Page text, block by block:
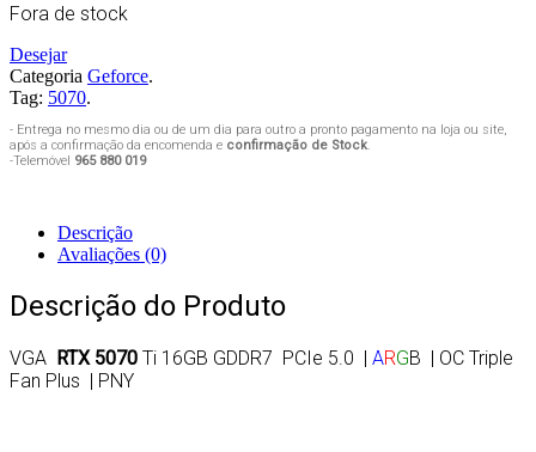
Fora de stock
Desejar
Categoria Geforce.
Tag: 5070.
- Entrega no mesmo dia ou de um dia para outro a pronto pagamento na loja ou site,
após a confirmação da encomenda e confirmação de Stock.
-Telemóvel 965 880 019
Descrição
Avaliações (0)
Descrição do Produto
VGA RTX 5070 Ti 16GB GDDR7 PCIe 5.0 | ARGB | OC Triple
Fan Plus | PNY